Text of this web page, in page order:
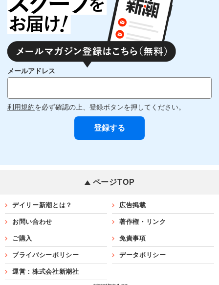
メールアドレス
利用規約を必ず確認の上、登録ボタンを押してください。
ページTOP
デイリー新潮とは？ 広告掲載
お問い合わせ 著作権・リンク
ご購入 免責事項
プライバシーポリシー データポリシー
運営：株式会社新潮社